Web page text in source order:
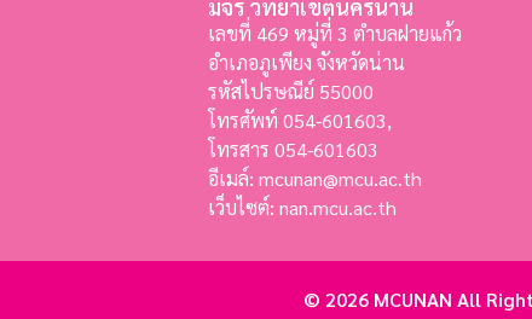
มจร วิทยาเขตนครน่าน
เลขที่ 469 หมู่ที่ 3 ตำบลฝายแก้ว
อำเภอภูเพียง จังหวัดน่าน
รหัสไปรษณีย์ 55000
โทรศัพท์ 054-601603,
โทรสาร 054-601603
อีเมล์: mcunan@mcu.ac.th
เว็บไซต์: nan.mcu.ac.th
© 2026 MCUNAN All